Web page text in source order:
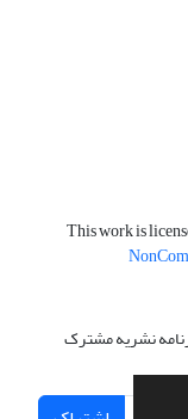
This work is
نشریه مشترک